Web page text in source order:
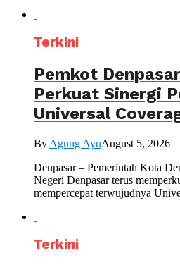
Terkini
Pemkot
Perkuat Sinergi
Universal
By Agung AyuAugust 5, 2026
Denpasar – Pemerintah Kota
Negeri Denpasar terus
mempercepat terwujudnya
Terkini